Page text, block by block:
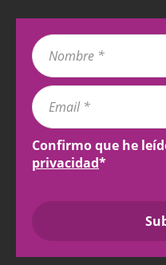
Confirmo que he
privacidad*